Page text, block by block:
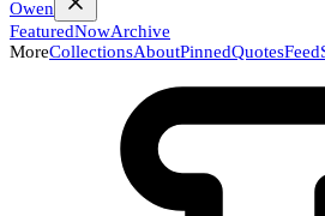
Owen
FeaturedNowArchive
MoreCollectionsAboutPinnedQuotesFeed